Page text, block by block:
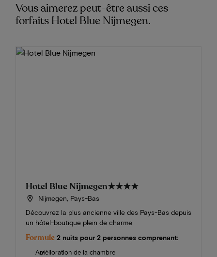
Vous aimerez peut-être aussi ces
forfaits Hotel Blue Nijmegen.
Hotel Blue Nijmegen★★★★
Nijmegen, Pays-Bas
Découvrez la plus ancienne ville des Pays-Bas depuis
un hôtel-boutique plein de charme
Formule 2 nuits pour 2 personnes comprenant:
Amélioration de la chambre